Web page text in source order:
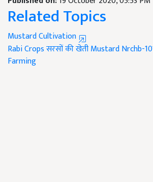
Related Topics
Mustard Cultivation
Rabi Cropsसरसों की खेतीMustard Nrchb-
Farming